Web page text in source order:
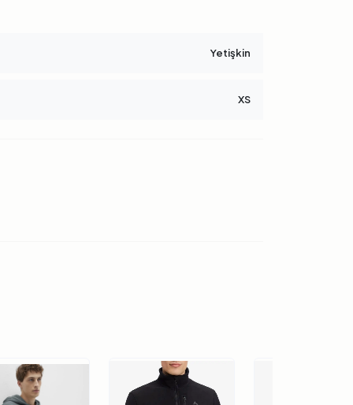
Yetişkin
XS